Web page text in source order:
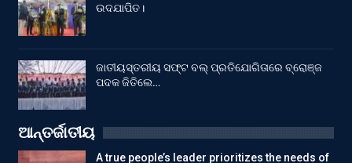
ଉଦଯାପିତ।
ଜାତୀୟସ୍ତରୀୟ ସଫ୍ଟ ବଲ୍ ପ୍ରତିଯୋଗିତାରେ ବ୍ରୋଞ୍ଜ
ପଦକ ଜିତିଲେ…
ଆନ୍ତର୍ଜାତୀୟ
A true people’s leader prioritizes the needs of